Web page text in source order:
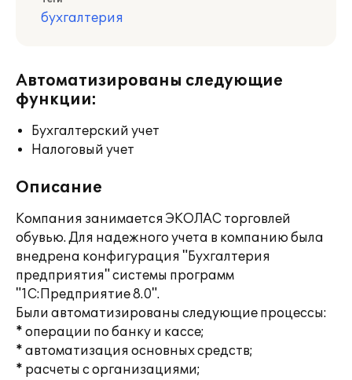
бухгалтерия
Автоматизированы следующие
функции:
Бухгалтерский учет
Налоговый учет
Описание
Компания занимается ЭКОЛАС торговлей
обувью. Для надежного учета в компанию была
внедрена конфигурация "Бухгалтерия
предприятия" системы программ
"1С:Предприятие 8.0".
Были автоматизированы следующие процессы:
* операции по банку и кассе;
* автоматизация основных средств;
* расчеты с организациями;